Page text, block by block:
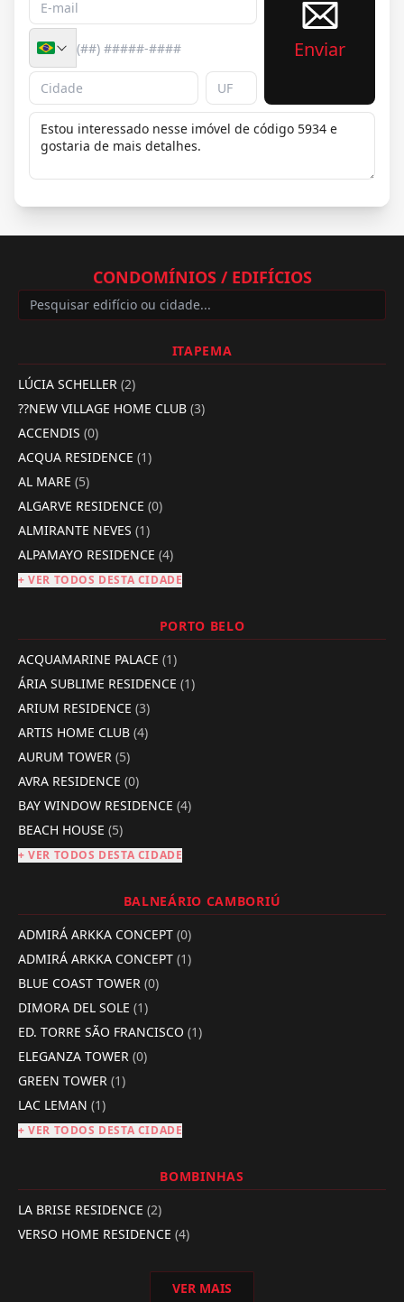
Enviar
CONDOMÍNIOS / EDIFÍCIOS
ITAPEMA
LÚCIA SCHELLER (2)
??NEW VILLAGE HOME CLUB (3)
ACCENDIS (0)
ACQUA RESIDENCE (1)
AL MARE (5)
ALGARVE RESIDENCE (0)
ALMIRANTE NEVES (1)
ALPAMAYO RESIDENCE (4)
+ VER TODOS DESTA CIDADE
PORTO BELO
ACQUAMARINE PALACE (1)
ÁRIA SUBLIME RESIDENCE (1)
ARIUM RESIDENCE (3)
ARTIS HOME CLUB (4)
AURUM TOWER (5)
AVRA RESIDENCE (0)
BAY WINDOW RESIDENCE (4)
BEACH HOUSE (5)
+ VER TODOS DESTA CIDADE
BALNEÁRIO CAMBORIÚ
ADMIRÁ ARKKA CONCEPT (0)
ADMIRÁ ARKKA CONCEPT (1)
BLUE COAST TOWER (0)
DIMORA DEL SOLE (1)
ED. TORRE SÃO FRANCISCO (1)
ELEGANZA TOWER (0)
GREEN TOWER (1)
LAC LEMAN (1)
+ VER TODOS DESTA CIDADE
BOMBINHAS
LA BRISE RESIDENCE (2)
VERSO HOME RESIDENCE (4)
VER MAIS